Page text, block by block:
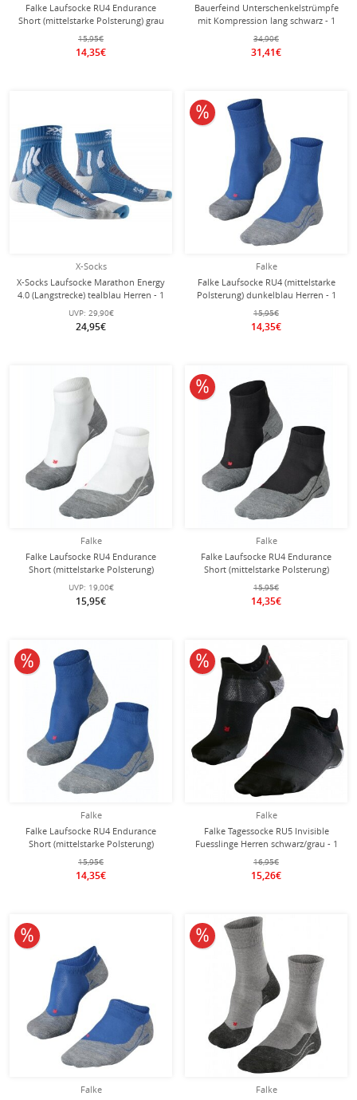
Falke Laufsocke RU4 Endurance
Short (mittelstarke Polsterung) grau
Herren - 1 Paar
15,95€
14,35€
Bauerfeind Unterschenkelstrümpfe
mit Kompression lang schwarz - 1
Paar
34,90€
31,41€
X-Socks
X-Socks Laufsocke Marathon Energy
4.0 (Langstrecke) tealblau Herren - 1
Paar
UVP: 29,90€
24,95€
Falke
Falke Laufsocke RU4 (mittelstarke
Polsterung) dunkelblau Herren - 1
Paar
15,95€
14,35€
10% reduziert
Falke
Falke Laufsocke RU4 Endurance
Short (mittelstarke Polsterung)
weiss/grau Herren - 1 Paar
UVP: 19,00€
15,95€
Falke
Falke Laufsocke RU4 Endurance
Short (mittelstarke Polsterung)
schwarz Herren - 1 Paar
15,95€
14,35€
10% reduziert
Falke
Falke Laufsocke RU4 Endurance
Short (mittelstarke Polsterung)
dunkelblau Herren - 1 Paar
15,95€
14,35€
10% reduziert
Falke
Falke Tagessocke RU5 Invisible
Fuesslinge Herren schwarz/grau - 1
Paar
16,95€
15,26€
10% reduziert
Falke
10% reduziert
Falke
10% reduziert